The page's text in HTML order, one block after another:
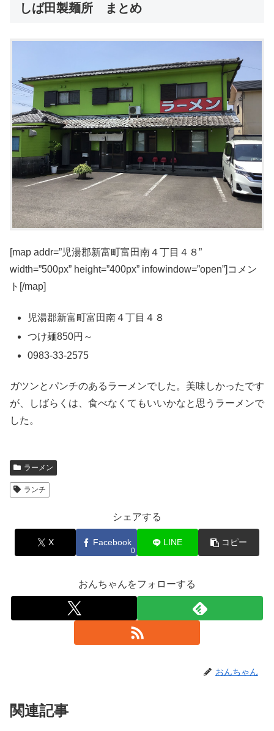
しば田製麺所 まとめ
[map addr=”児湯郡新富町富田南４丁目４８”
width=”500px” height=”400px” infowindow=”open”]コメン
ト[/map]
児湯郡新富町富田南４丁目４８
つけ麺850円～
0983-33-2575
ガツンとパンチのあるラーメンでした。美味しかったです
が、しばらくは、食べなくてもいいかなと思うラーメンで
した。
ラーメン
ランチ
シェアする
X Facebook
0
LINE コピー
おんちゃんをフォローする
おんちゃん
関連記事